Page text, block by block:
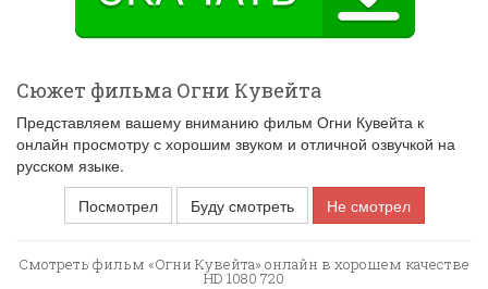
Сюжет фильма Огни Кувейта
Представляем вашему вниманию фильм Огни Кувейта к
онлайн просмотру с хорошим звуком и отличной озвучкой на
русском языке.
Посмотрел
Буду смотреть Не смотрел
Смотреть фильм «Огни Кувейта» онлайн в хорошем качестве
HD 1080 720